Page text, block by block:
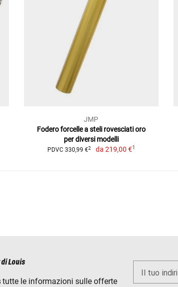
JMP
Fodero forcelle a steli rovesciati oro
per diversi modelli
PDVC 330,99 €2 da 219,00 €1
Louis
tutte le informazioni sulle offerte
Il tuo